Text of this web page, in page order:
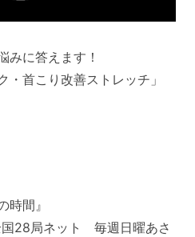
みに答えます！
首こり改善ストレッチ」
時間』
28局ネット 毎週日曜あさ